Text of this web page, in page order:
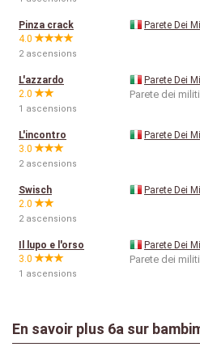
Pinza crack
4.0
2 ascensions
Parete Dei
L'azzardo
2.0
1 ascensions
Parete Dei
Parete dei militi
L'incontro
3.0
2 ascensions
Parete Dei
Swisch
2.0
2 ascensions
Parete Dei
Il lupo e l'orso
3.0
1 ascensions
Parete Dei
Parete dei militi
En savoir plus 6a sur